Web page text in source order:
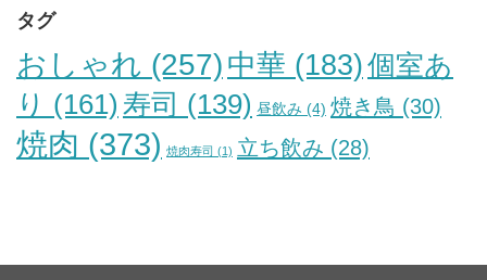
タグ
おしゃれ (257) 中華 (183)個室あ
り (161) 寿司 (139) 昼飲み (4) 焼き鳥 (30)
焼肉 (373) 焼肉寿司 (1) 立ち飲み (28)